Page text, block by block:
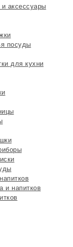
аксессуары
посуды
для кухни
и напитков